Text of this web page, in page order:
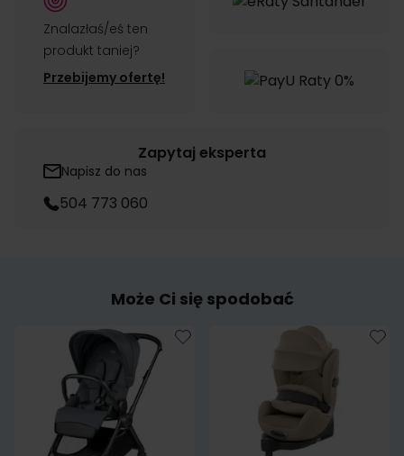
Znalazłaś/eś ten
produkt taniej?
Przebijemy ofertę!
Zapytaj eksperta
Napisz do nas
504 773 060
Może Ci się spodobać